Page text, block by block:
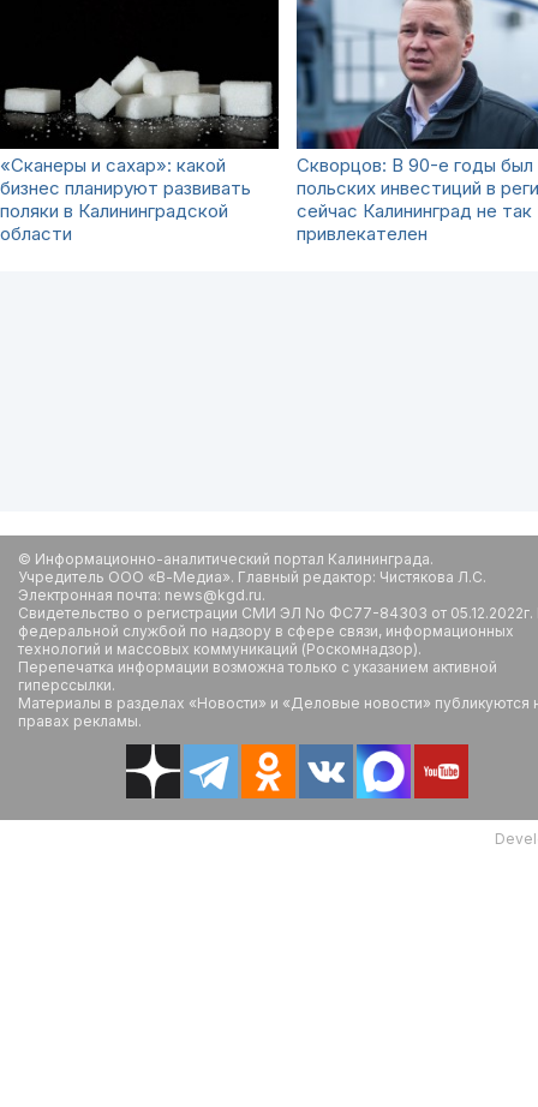
«Сканеры и сахар»: какой
бизнес планируют развивать
поляки в Калининградской
области
Скворцов: В 90-е годы
польских инвестиций в
сейчас Калининград не так
привлекателен
© Информационно-аналитический портал Калининграда.
Учредитель ООО «В-Медиа». Главный редактор: Чистякова Л.С.
Электронная почта: news@kgd.ru.
Свидетельство о регистрации СМИ ЭЛ No ФС77-84303 от
федеральной службой по надзору в сфере связи, информационных
технологий и массовых коммуникаций (Роскомнадзор).
Перепечатка информации возможна только с указанием активной
гиперссылки.
Материалы в разделах «Новости» и «Деловые новости» публикуются
правах рекламы.